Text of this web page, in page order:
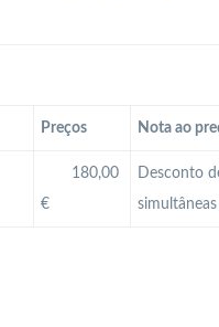
Preços Nota ao
180,00
€
Desconto
simultâneas